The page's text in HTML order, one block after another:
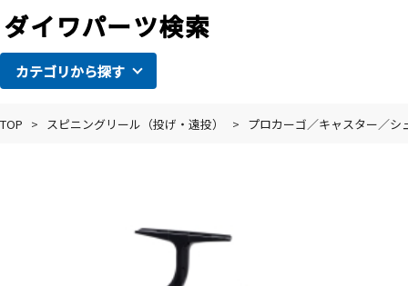
カテゴリから探す
TOP > スピニングリール（投げ・遠投） > プロカーゴ／キャスター／シ